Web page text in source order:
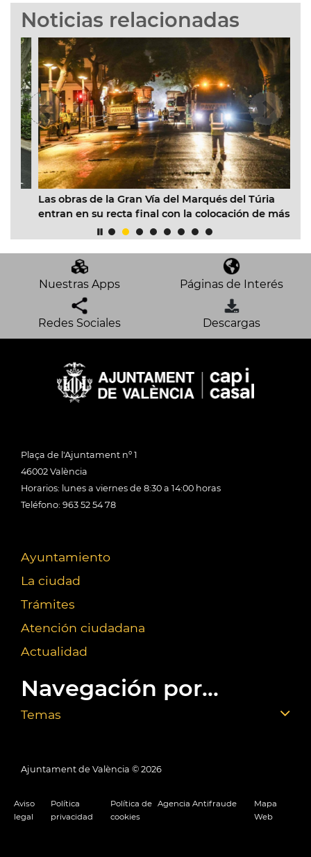
Noticias relacionadas
Las obras de la Gran Vía del Marqués del Túria
entran en su recta final con la colocación de más de
22.000 m2 de asfalto fonoabsorbente
Nuestras Apps Páginas de Interés
Redes Sociales Descargas
Plaça de l'Ajuntament nº 1
46002 València
Horarios: lunes a viernes de 8:30 a 14:00 horas
Teléfono: 963 52 54 78
Ayuntamiento
La ciudad
Trámites
Atención ciudadana
Actualidad
Navegación por...
Temas
Ajuntament de València © 2026
Aviso
legal
Política
privacidad
Política de
cookies
Agencia Antifraude
Mapa
Web